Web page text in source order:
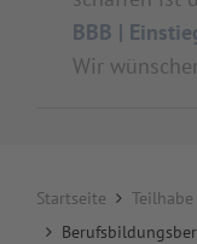
BBB |
Wir
Startseite